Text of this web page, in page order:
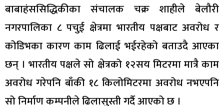
बाबाहंससिद्धिकीका संचालक चक्र शाहीले बेलौरी
नगरपालिका ८ पचुई क्षेत्रमा भारतीय पक्षबाट अवरोध र
कोडिभका कारण काम ढिलाई भईरहेको बताउदै आएका
छन् । भारतीय पक्षले सो क्षेत्रको १२सय मिटरमा मात्रै काम
अवरोध गरेपनि बाँकी १८ किलोमिटरमा अवरोध नभएपनि
सो निर्माण कम्पनीले ढिलासुस्ती गर्दै आएको छ ।